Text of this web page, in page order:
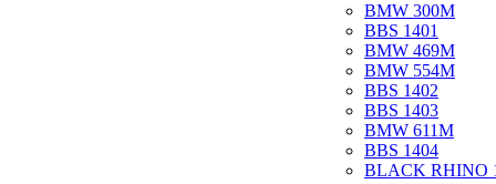
BMW 300M
BBS 1401
BMW 469M
BMW 554M
BBS 1402
BBS 1403
BMW 611M
BBS 1404
BLACK RHINO